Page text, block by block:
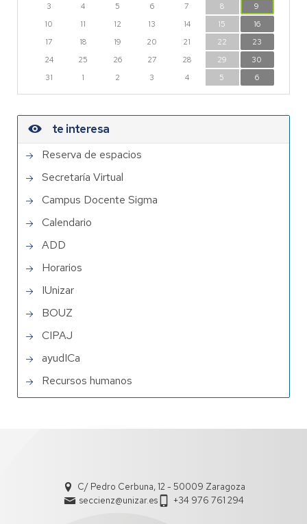
3
4 5 6 7 8
9
10
11 12 13 14 15
16
17
18 19 20 21 22
23
24
25 26 27 28 29
30
31
1 2 3 4 5 6
te interesa
Reserva de espacios
Secretaría Virtual
Campus Docente Sigma
Calendario
ADD
Horarios
IUnizar
BOUZ
CIPAJ
ayudICa
Recursos humanos
C/ Pedro Cerbuna, 12 - 50009 Zaragoza
seccienz@unizar.es
+34 976 761 294